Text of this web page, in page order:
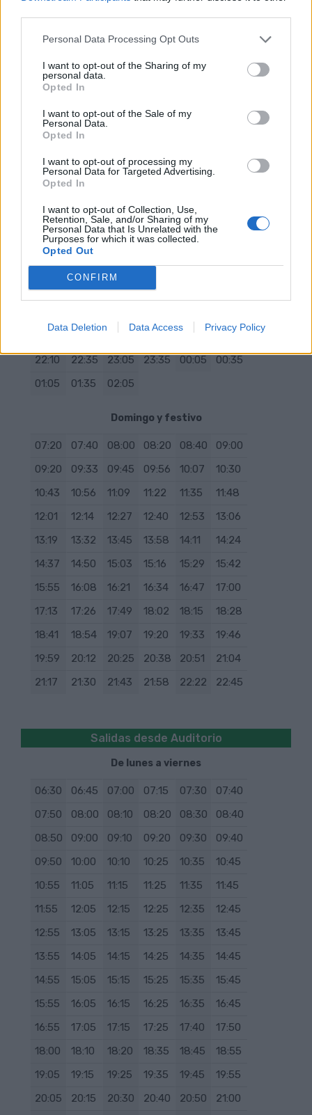
Personal Data Processing Opt Outs
I want to opt-out of the Sharing of my
personal data.
Opted In
I want to opt-out of the Sale of my
Personal Data.
Opted In
I want to opt-out of processing my
Personal Data for Targeted Advertising.
Opted In
I want to opt-out of Collection, Use,
Retention, Sale, and/or Sharing of my
Personal Data that Is Unrelated with the
Purposes for which it was collected.
Opted Out
CONFIRM
Data Deletion Data Access Privacy Policy
09:35
09:45
11:45
11:55 12:25
13:45
13:55 14:05 14:15 14:25
15:45
15:55 16:05 16:15 16:25
16:45
16:55 17:05 17:15 17:35
17:55
18:05 18:15 18:25 18:35
18:45
18:55
19:05 19:15 19:25
21:15 21:40
21:55
22:10
22:35 23:05 23:35 00:05
00:35
01:05
01:35 02:05
Domingo y festivo
07:20 07:40 08:00 08:20 08:40
09:00
09:20
09:33 09:45 09:56 10:07
10:30
10:43
10:56 11:09 11:22 11:35
11:48
12:01
12:14 12:27 12:40 12:53
13:06
13:19
13:32 13:45 13:58 14:11
14:24
14:37
14:50 15:03 15:16 15:29
15:42
15:55
16:08 16:21 16:34 16:47
17:00
17:13
17:26 17:49 18:02 18:15
18:28
18:41
18:54 19:07 19:20 19:33
19:46
19:59
20:12 20:25 20:38 20:51
21:04
21:17
21:30 21:43 21:58 22:22 22:45
Salidas desde Auditorio
De lunes a viernes
06:30 06:45 07:00 07:15 07:30
07:40
07:50
08:00 08:10 08:20 08:30
08:40
08:50
09:00 09:10 09:20 09:30
09:40
09:50
10:00 10:10 10:25 10:35
10:45
10:55
11:05 11:15 11:25 11:35
11:45
11:55
12:05 12:15 12:25 12:35
12:45
12:55
13:05 13:15 13:25 13:35
13:45
13:55
14:05 14:15 14:25 14:35
14:45
14:55
15:05 15:15 15:25 15:35
15:45
15:55
16:05 16:15 16:25 16:35
16:45
16:55
17:05 17:15 17:25 17:40
17:50
18:00
18:10 18:20 18:35 18:45
18:55
19:05
19:15 19:25 19:35 19:45
19:55
20:05
20:15 20:30 20:40 20:50
21:00